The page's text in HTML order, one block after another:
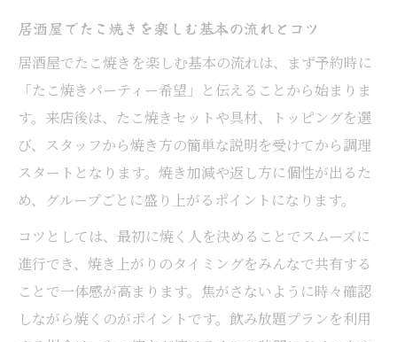
居酒屋貸切ならではのタコパ盛り上げ方ア
イデア
貸切対応の居酒屋でグループタコパを楽し
む方法
居酒屋貸切で個室タコパを企画する際の注
意点
飲み放題プラン付きでお得にたこ焼きを満喫
居酒屋の飲み放題プランでタコパをお得に
楽しむ
千葉市居酒屋で飲み放題付きたこ焼き体験
の魅力
居酒屋でたこ焼きを楽しむ基本の流れとコツ
居酒屋でたこ焼きを楽しむ基本の流れは、まず予約時に
「たこ焼きパーティー希望」と伝えることから始まりま
す。来店後は、たこ焼きセットや具材、トッピングを選
び、スタッフから焼き方の簡単な説明を受けてから調理
スタートとなります。焼き加減や返し方に個性が出るた
め、グループごとに盛り上がるポイントになります。
コツとしては、最初に焼く人を決めることでスムーズに
進行でき、焼き上がりのタイミングをみんなで共有する
ことで一体感が高まります。焦がさないように時々確認
しながら焼くのがポイントです。飲み放題プランを利用